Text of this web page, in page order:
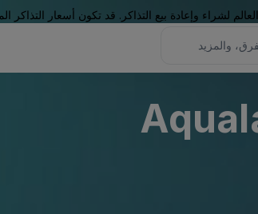
لشراء وإعادة بيع التذاكر. قد تكون أسعار التذاكر